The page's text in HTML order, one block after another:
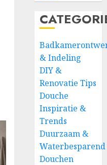
& Indeling
DIY &
Renovatie Tips
Douche
Inspiratie &
Trends
Duurzaam &
Waterbesparend
Douchen